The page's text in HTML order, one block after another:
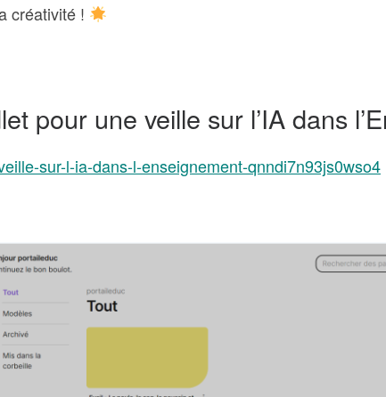
créativité !
pour une veille sur l’IA dans
sur-l-ia-dans-l-enseignement-qnndi7n93js0wso4